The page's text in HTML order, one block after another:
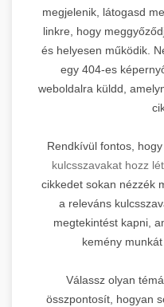
megjelenik, látogasd
linkre, hogy
és helyesen működik.
egy 404-es
weboldalra küldd,
Rendkívül fontos,
kulcsszavakat hozz
cikkedet sokan nézzék
a releváns
megtekintést kapni,
kemény
Válassz olyan
összpontosít, hogyan